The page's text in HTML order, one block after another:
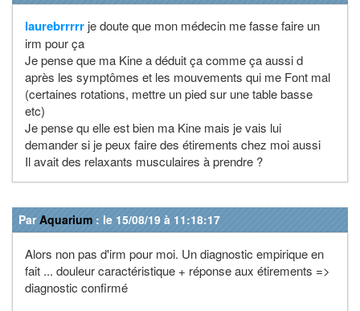
laurebrrrrr je doute que mon médecin me fasse faire un
irm pour ça
Je pense que ma Kine a déduit ça comme ça aussi d
après les symptômes et les mouvements qui me Font mal
(certaines rotations, mettre un pied sur une table basse
etc)
Je pense qu elle est bien ma Kine mais je vais lui
demander si je peux faire des étirements chez moi aussi
Il avait des relaxants musculaires à prendre ?
ParAquarium : le 15/08/19 à 11:18:17
Alors non pas d'irm pour moi. Un diagnostic empirique en
fait ... douleur caractéristique + réponse aux étirements =>
diagnostic confirmé